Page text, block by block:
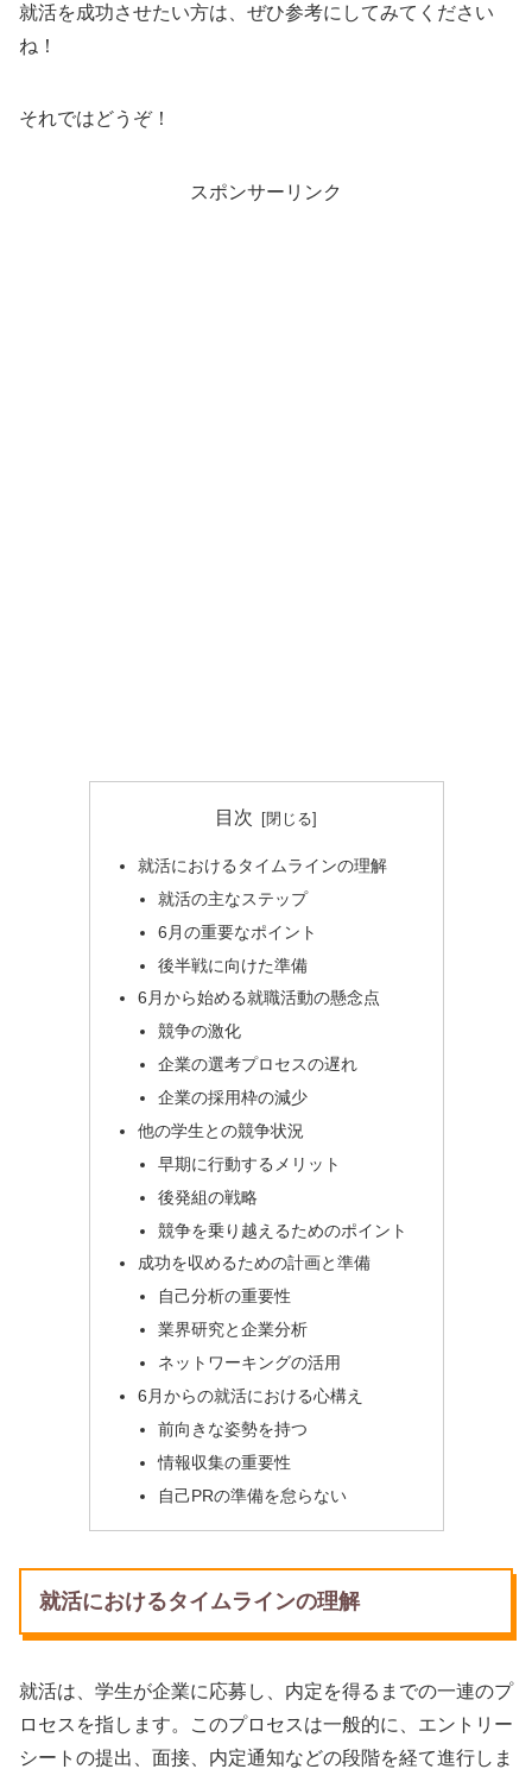
就活を成功させたい方は、ぜひ参考にしてみてください
ね！
それではどうぞ！
スポンサーリンク
目次
就活におけるタイムラインの理解
就活の主なステップ
6月の重要なポイント
後半戦に向けた準備
6月から始める就職活動の懸念点
競争の激化
企業の選考プロセスの遅れ
企業の採用枠の減少
他の学生との競争状況
早期に行動するメリット
後発組の戦略
競争を乗り越えるためのポイント
成功を収めるための計画と準備
自己分析の重要性
業界研究と企業分析
ネットワーキングの活用
6月からの就活における心構え
前向きな姿勢を持つ
情報収集の重要性
自己PRの準備を怠らない
就活におけるタイムラインの理解
就活は、学生が企業に応募し、内定を得るまでの一連のプ
ロセスを指します。このプロセスは一般的に、エントリー
シートの提出、面接、内定通知などの段階を経て進行しま